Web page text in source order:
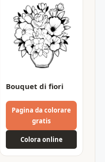
Bouquet di fiori
Pagina da colorare
gratis
Colora online